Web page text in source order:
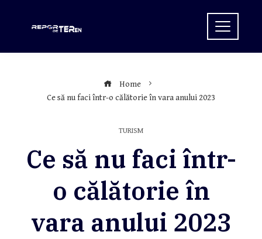
Home
Ce să nu faci într-o călătorie în vara anului 2023
TURISM
Ce să nu faci într-
o călătorie în
vara anului 2023